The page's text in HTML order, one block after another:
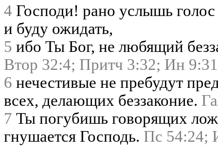
4 Господи! рано услышь
и буду ожидать,
5 ибо Ты Бог, не любящий
Втор 32:4; Притч 3:32; Ин 9:31
6 нечестивые не пребудут
всех, делающих беззаконие.
7 Ты погубишь говорящих
гнушается Господь. Пс 54:24;